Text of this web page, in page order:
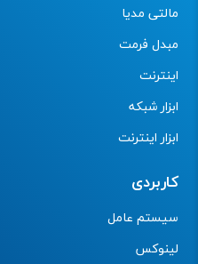
مالتی مدیا
مبدل فرمت
اینترنت
ابزار شبکه
ابزار اینترنت
کاربردی
سیستم عامل
لینوکس